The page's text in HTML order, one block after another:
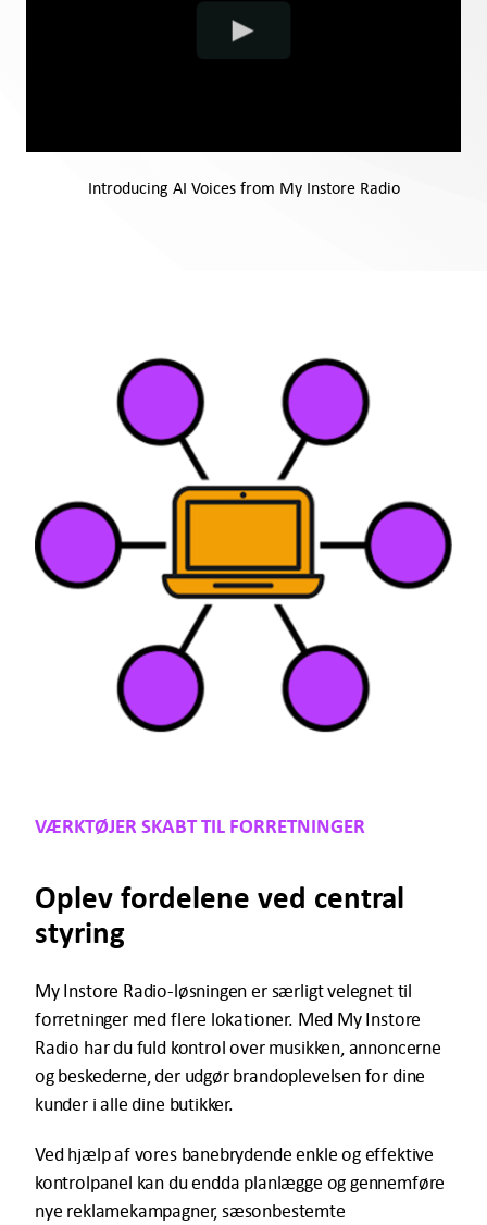
Introducing AI Voices from My Instore Radio
VÆRKTØJER SKABT TIL FORRETNINGER
Oplev fordelene ved central
styring
My Instore Radio-løsningen er særligt velegnet til
forretninger med flere lokationer. Med My Instore
Radio har du fuld kontrol over musikken, annoncerne
og beskederne, der udgør brandoplevelsen for dine
kunder i alle dine butikker.
Ved hjælp af vores banebrydende enkle og effektive
kontrolpanel kan du endda planlægge og gennemføre
nye reklamekampagner, sæsonbestemte